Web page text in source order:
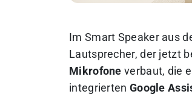
Im Smart Speaker aus
Lautsprecher, der jetzt
Mikrofone verbaut, die
integrierten Google